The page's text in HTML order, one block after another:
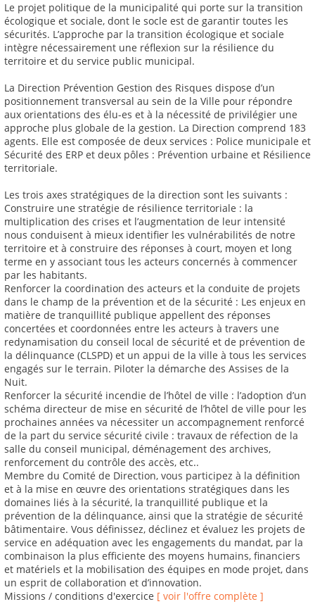
Le projet politique de la municipalité qui porte sur la transition
écologique et sociale, dont le socle est de garantir toutes les
sécurités. L’approche par la transition écologique et sociale
intègre nécessairement une réflexion sur la résilience du
territoire et du service public municipal.
La Direction Prévention Gestion des Risques dispose d’un
positionnement transversal au sein de la Ville pour répondre
aux orientations des élu-es et à la nécessité de privilégier une
approche plus globale de la gestion. La Direction comprend 183
agents. Elle est composée de deux services : Police municipale et
Sécurité des ERP et deux pôles : Prévention urbaine et Résilience
territoriale.
Les trois axes stratégiques de la direction sont les suivants :
Construire une stratégie de résilience territoriale : la
multiplication des crises et l’augmentation de leur intensité
nous conduisent à mieux identifier les vulnérabilités de notre
territoire et à construire des réponses à court, moyen et long
terme en y associant tous les acteurs concernés à commencer
par les habitants.
Renforcer la coordination des acteurs et la conduite de projets
dans le champ de la prévention et de la sécurité : Les enjeux en
matière de tranquillité publique appellent des réponses
concertées et coordonnées entre les acteurs à travers une
redynamisation du conseil local de sécurité et de prévention de
la délinquance (CLSPD) et un appui de la ville à tous les services
engagés sur le terrain. Piloter la démarche des Assises de la
Nuit.
Renforcer la sécurité incendie de l’hôtel de ville : l’adoption d’un
schéma directeur de mise en sécurité de l’hôtel de ville pour les
prochaines années va nécessiter un accompagnement renforcé
de la part du service sécurité civile : travaux de réfection de la
salle du conseil municipal, déménagement des archives,
renforcement du contrôle des accès, etc..
Membre du Comité de Direction, vous participez à la définition
et à la mise en œuvre des orientations stratégiques dans les
domaines liés à la sécurité, la tranquillité publique et la
prévention de la délinquance, ainsi que la stratégie de sécurité
bâtimentaire. Vous définissez, déclinez et évaluez les projets de
service en adéquation avec les engagements du mandat, par la
combinaison la plus efficiente des moyens humains, financiers
et matériels et la mobilisation des équipes en mode projet, dans
un esprit de collaboration et d’innovation.
Missions / conditions d'exercice [ voir l'offre complète ]